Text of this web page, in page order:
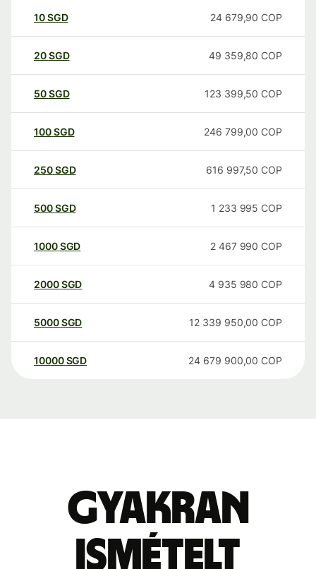
10SGD 24 679,90 COP
20SGD 49 359,80 COP
50SGD 123 399,50 COP
100SGD 246 799,00 COP
250SGD 616 997,50 COP
500SGD 1 233 995 COP
1000SGD 2 467 990 COP
2000SGD 4 935 980 COP
5000SGD 12 339 950,00 COP
10000 SGD 24 679 900,00 COP
Gyakran
ismételt